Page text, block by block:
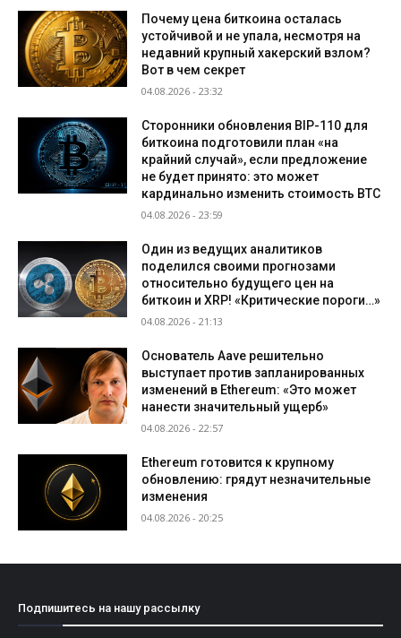
Почему цена биткоина осталась
устойчивой и не упала, несмотря на
недавний крупный хакерский взлом?
Вот в чем секрет
04.08.2026 - 23:32
Сторонники обновления BIP-110 для
биткоина подготовили план «на
крайний случай», если предложение
не будет принято: это может
кардинально изменить стоимость BTC
04.08.2026 - 23:59
Один из ведущих аналитиков
поделился своими прогнозами
относительно будущего цен на
биткоин и XRP! «Критические пороги…»
04.08.2026 - 21:13
Основатель Aave решительно
выступает против запланированных
изменений в Ethereum: «Это может
нанести значительный ущерб»
04.08.2026 - 22:57
Ethereum готовится к крупному
обновлению: грядут незначительные
изменения
04.08.2026 - 20:25
Подпишитесь на нашу рассылку